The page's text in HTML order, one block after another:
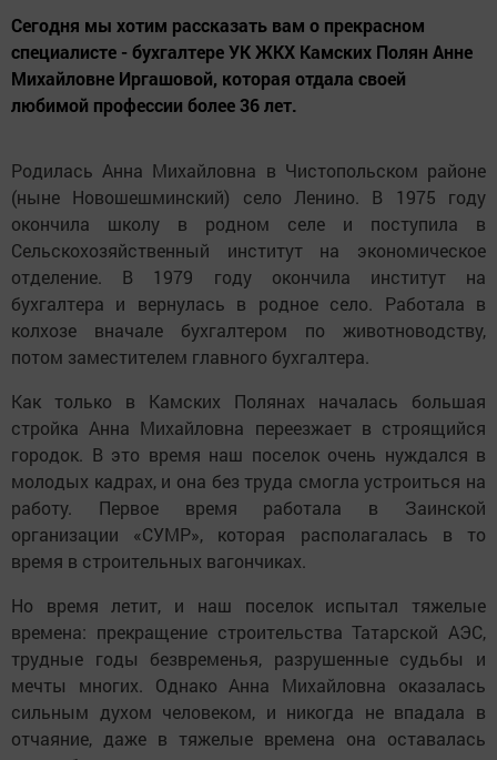
Сегодня мы хотим рассказать вам о прекрасном
специалисте - бухгалтере УК ЖКХ Камских Полян Анне
Михайловне Иргашовой, которая отдала своей
любимой профессии более 36 лет.
Родилась Анна Михайловна в Чистопольском районе
(ныне Новошешминский) село Ленино. В 1975 году
окончила школу в родном селе и поступила в
Сельскохозяйственный институт на экономическое
отделение. В 1979 году окончила институт на
бухгалтера и вернулась в родное село. Работала в
колхозе вначале бухгалтером по животноводству,
потом заместителем главного бухгалтера.
Как только в Камских Полянах началась большая
стройка Анна Михайловна переезжает в строящийся
городок. В это время наш поселок очень нуждался в
молодых кадрах, и она без труда смогла устроиться на
работу. Первое время работала в Заинской
организации «СУМР», которая располагалась в то
время в строительных вагончиках.
Но время летит, и наш поселок испытал тяжелые
времена: прекращение строительства Татарской АЭС,
трудные годы безвременья, разрушенные судьбы и
мечты многих. Однако Анна Михайловна оказалась
сильным духом человеком, и никогда не впадала в
отчаяние, даже в тяжелые времена она оставалась